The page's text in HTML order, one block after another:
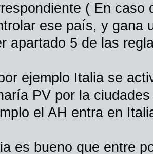
( En caso
ese país, y gana
apartado 5 de las
ejemplo Italia se
PV por la
el AH entra en
es bueno que entre